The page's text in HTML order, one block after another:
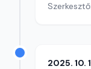
2025. 10.